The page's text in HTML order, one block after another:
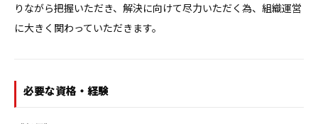
りながら把握いただき、解決に向けて尽力いただく為、組織運営
に大きく関わっていただきます。
必要な資格・経験